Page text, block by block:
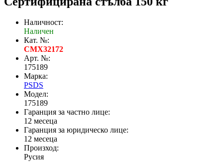
Наличност:
Наличен
Кат. №:
CMX32172
Арт. №:
175189
Марка:
PSDS
Модел:
175189
Гаранция за частно лице:
12 месеца
Гаранция за юридическо лице:
12 месеца
Произход:
Русия